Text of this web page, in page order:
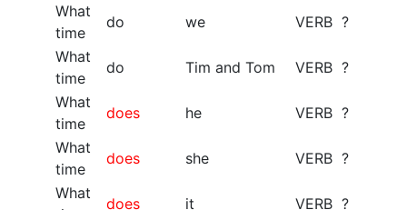
What
time
do we
VERB ?
What
time
do Tim and Tom
VERB ?
What
time
does he
VERB ?
What
time
does she
VERB ?
What
does it VERB ?